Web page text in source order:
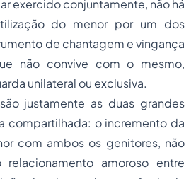
exercido conjuntamente, não há
do menor por um dos
de chantagem e vingança
não convive com o mesmo,
unilateral ou exclusiva.
justamente as duas grandes
compartilhada: o incremento da
com ambos os genitores, não
amoroso entre